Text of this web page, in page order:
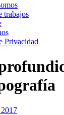
trabajos
Privacidad